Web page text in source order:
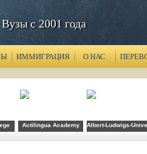
с 2001 года
ИММИГРАЦИЯ О НАС
CSU Fullerton
Actilingua Academy Albert-Ludwigs-